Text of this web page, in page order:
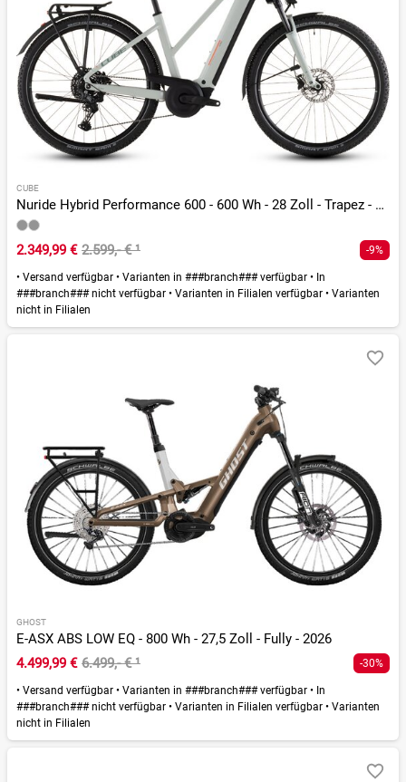
CUBE
Nuride Hybrid Performance 600 - 600 Wh - 28 Zoll - Trapez - 2026
2.349,99 € 2.599,- €¹ -9%
• Versand verfügbar • Varianten in ###branch### verfügbar • In
###branch### nicht verfügbar • Varianten in Filialen verfügbar • Varianten
nicht in Filialen
GHOST
E-ASX ABS LOW EQ - 800 Wh - 27,5 Zoll - Fully - 2026
4.499,99 € 6.499,- €¹ -30%
• Versand verfügbar • Varianten in ###branch### verfügbar • In
###branch### nicht verfügbar • Varianten in Filialen verfügbar • Varianten
nicht in Filialen